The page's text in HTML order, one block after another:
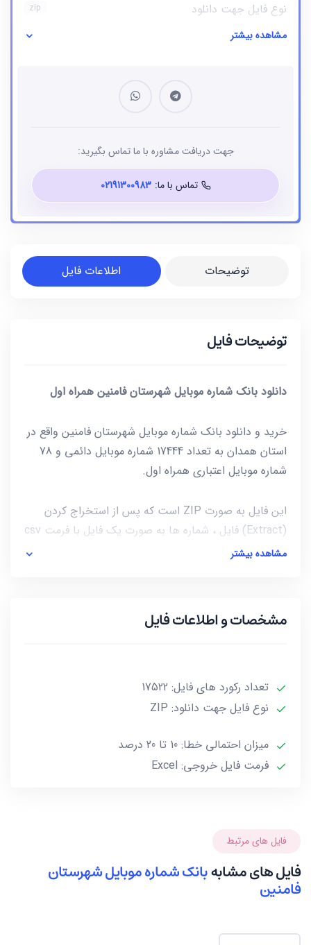
توضیحات اطلاعات فایل
توضیحات فایل
دانلود بانک شماره موبایل شهرستان فامنین همراه اول
خرید و دانلود بانک شماره موبایل شهرستان فامنین واقع در
استان همدان به تعداد 17444 شماره موبایل دائمی و 78
شماره موبایل اعتباری همراه اول.
این فایل به صورت ZIP است که پس از استخراج کردن
(Extract) فایل ، شماره ها به صورت یک فایل با فرمت csv
و حجم این فایل کمتر از 43KB است.
حداکثر 20 درصد خطا داشته باشند.***
مشاهده بیشتر
مشخصات و اطلاعات فایل
تعداد رکورد های فایل: 17522
نوع فایل جهت دانلود: ZIP
میزان احتمالی خطا: 10 تا 20 درصد
فرمت فایل خروجی: Excel
فایل های مرتبط
فایل های مشابهبانک شماره موبایل شهرستان
فامنین
نوع فایل جهت دانلود zip
نوع فایل بانک شماره موبایل مشاهده بیشتر
جهت دریافت مشاوره با ما تماس بگیرید:
تماس با ما: 02191300983